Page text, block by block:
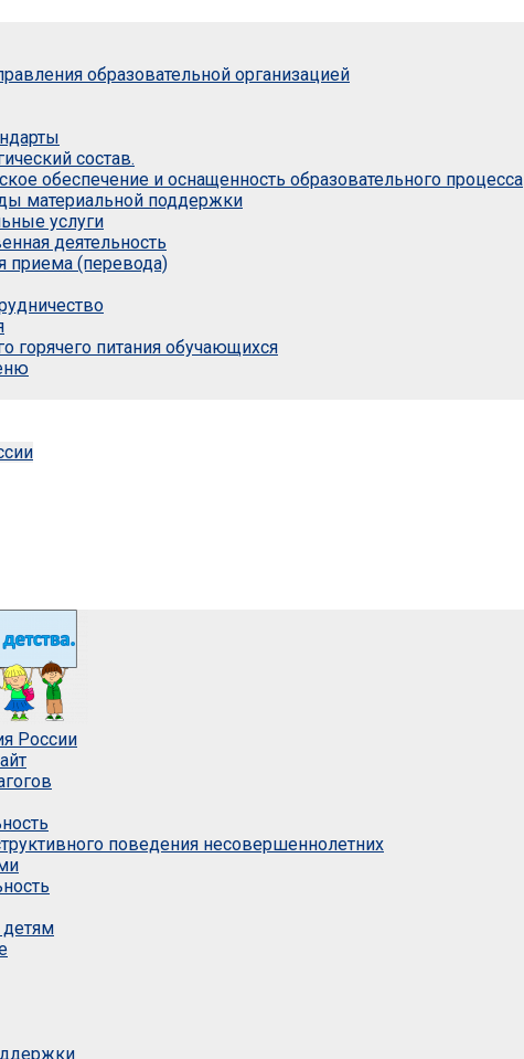
образовательной организацией
состав.
обеспечение и оснащенность образовательного процесса
материальной поддержки
услуги
деятельность
приема (перевода)
горячего питания обучающихся
России
поведения несовершеннолетних